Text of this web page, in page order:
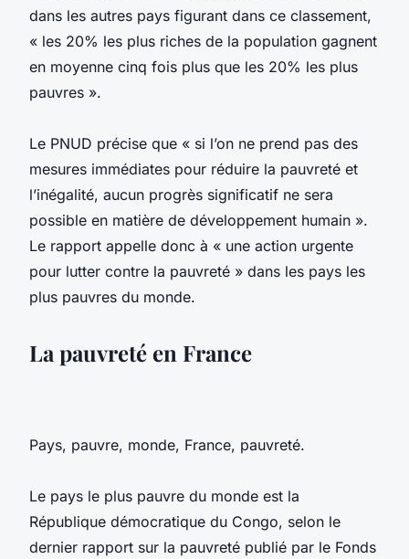
dans les autres pays figurant dans ce classement,
« les 20% les plus riches de la population gagnent
en moyenne cinq fois plus que les 20% les plus
pauvres ».
Le PNUD précise que « si l’on ne prend pas des
mesures immédiates pour réduire la pauvreté et
l’inégalité, aucun progrès significatif ne sera
possible en matière de développement humain ».
Le rapport appelle donc à « une action urgente
pour lutter contre la pauvreté » dans les pays les
plus pauvres du monde.
La pauvreté en France
Pays, pauvre, monde, France, pauvreté.
Le pays le plus pauvre du monde est la
République démocratique du Congo, selon le
dernier rapport sur la pauvreté publié par le Fonds